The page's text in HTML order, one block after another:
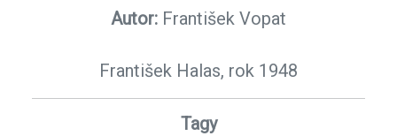
Autor: František Vopat
František Halas, rok 1948
Tagy